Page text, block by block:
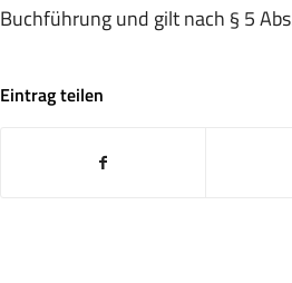
Buchführung und gilt nach § 5
Eintrag teilen